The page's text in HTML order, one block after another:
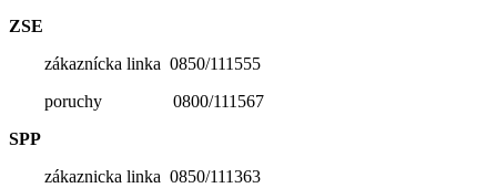
ZSE
zákaznícka linka 0850/111555
poruchy 0800/111567
SPP
zákaznicka linka 0850/111363